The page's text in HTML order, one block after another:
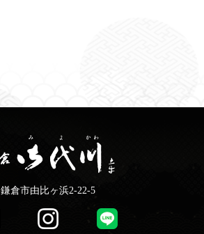
鎌倉市由比ヶ浜2-22-5